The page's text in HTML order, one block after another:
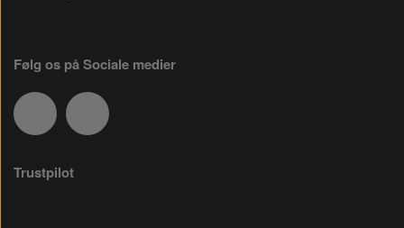
Følg os på Sociale medier
Trustpilot